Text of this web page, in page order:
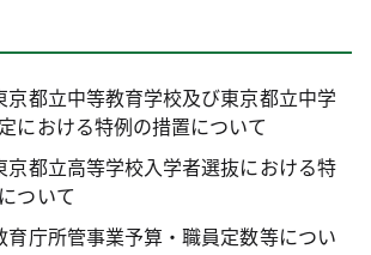
京都立中等教育学校及び東京都立中学
における特例の措置について
京都立高等学校入学者選抜における特
ついて
育庁所管事業予算・職員定数等につい